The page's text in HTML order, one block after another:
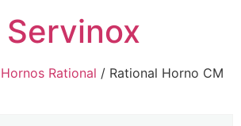
Hornos Rational / Rational Horno CM